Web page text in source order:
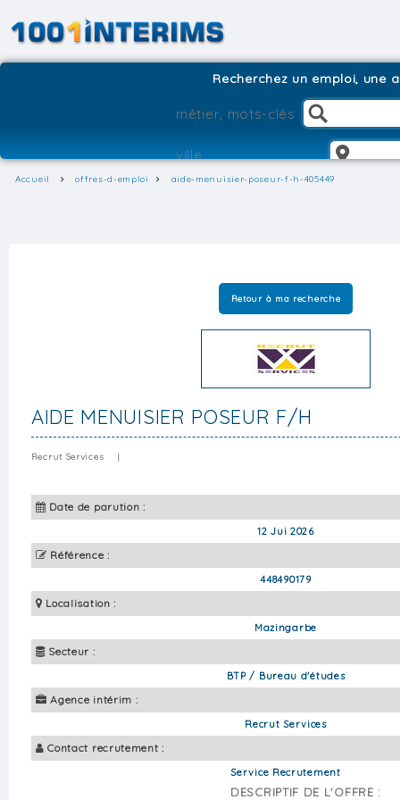
Recherchez un emploi, une
Accueil offres-d-emploi aide-menuisier-poseur-f-h-405449
Retour à ma recherche
AIDE MENUISIER POSEUR F/H
Recrut Services |
Date de parution :
12 Jui 2026
Référence :
448490179
Localisation :
Mazingarbe
Secteur :
BTP / Bureau d'études
Agence intérim :
Recrut Services
Contact recrutement :
Service Recrutement
DESCRIPTIF DE L'OFFRE :